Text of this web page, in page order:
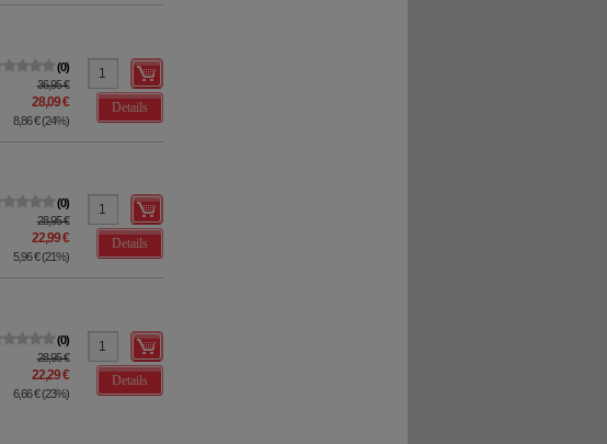
0
36,95 €
28,09 €
8,86 €(24%)
Details
0
28,95 €
22,99 €
5,96 €(21%)
Details
0
28,95 €
22,29 €
6,66 €(23%)
Details